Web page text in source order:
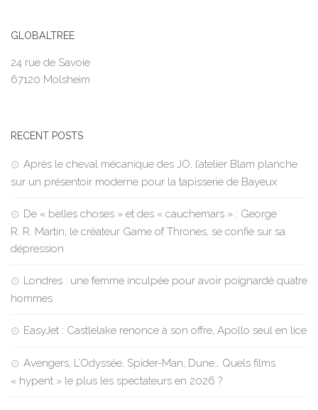
GLOBALTREE
24 rue de Savoie
67120 Molsheim
RECENT POSTS
Après le cheval mécanique des JO, l’atelier Blam planche
sur un présentoir moderne pour la tapisserie de Bayeux
De « belles choses » et des « cauchemars » : George
R. R. Martin, le créateur Game of Thrones, se confie sur sa
dépression
Londres : une femme inculpée pour avoir poignardé quatre
hommes
EasyJet : Castlelake renonce à son offre, Apollo seul en lice
Avengers, L’Odyssée, Spider-Man, Dune… Quels films
« hypent » le plus les spectateurs en 2026 ?